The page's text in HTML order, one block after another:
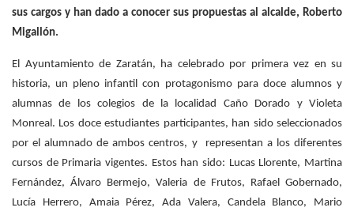
sus cargos y han dado a conocer sus propuestas al alcalde, Roberto
Migallón.
El Ayuntamiento de Zaratán, ha celebrado por primera vez en su
historia, un pleno infantil con protagonismo para doce alumnos y
alumnas de los colegios de la localidad Caño Dorado y Violeta
Monreal. Los doce estudiantes participantes, han sido seleccionados
por el alumnado de ambos centros, y representan a los diferentes
cursos de Primaria vigentes. Estos han sido: Lucas Llorente, Martina
Fernández, Álvaro Bermejo, Valeria de Frutos, Rafael Gobernado,
Lucía Herrero, Amaia Pérez, Ada Valera, Candela Blanco, Mario